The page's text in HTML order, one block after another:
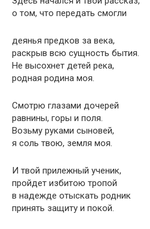
о том, что передать смогли
деянья предков за века,
раскрыв всю сущность бытия.
Не высохнет детей река,
родная родина моя.
Смотрю глазами дочерей
равнины, горы и поля.
Возьму руками сыновей,
я соль твою, земля моя.
И твой прилежный ученик,
пройдет избитою тропой
в надежде отыскать родник
принять защиту и покой.